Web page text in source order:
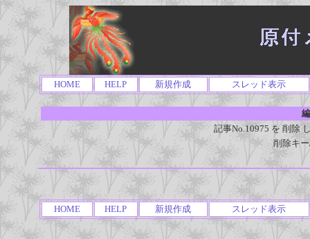
HOME HELP 新規作成 スレッド表示
記事No.10975 を 削除
削除キ
HOME HELP 新規作成 スレッド表示